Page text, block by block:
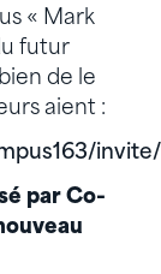
« Mark
futur
de le
aient :
invite/
par Co-